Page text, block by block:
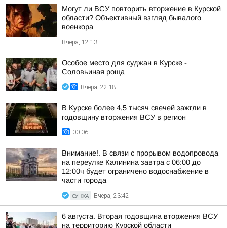
Могут ли ВСУ повторить вторжение в Курской
области? Объективный взгляд бывалого
военкора
Вчера, 12:13
Особое место для суджан в Курске -
Соловьиная роща
Вчера, 22:18
В Курске более 4,5 тысяч свечей зажгли в
годовщину вторжения ВСУ в регион
00:06
Внимание!. В связи с прорывом водопровода
на переулке Калинина завтра с 06:00 до
12:00ч будет ограничено водоснабжение в
части города
СУНЖА Вчера, 23:42
6 августа. Вторая годовщина вторжения ВСУ
на территорию Курской области